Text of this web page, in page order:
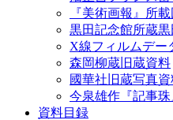
『美術画報』所
黒田記念館所蔵
X線フィルムデー
森岡柳蔵旧蔵資料
國華社旧蔵写真
今泉雄作『記事珠
資料目録